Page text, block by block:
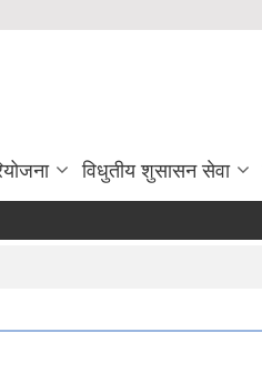
विधुतीय शुसासन सेवा